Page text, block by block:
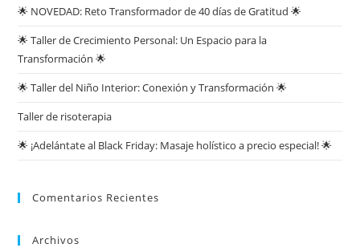
🌟 NOVEDAD: Reto Transformador de 40 días de Gratitud 🌟
🌟 Taller de Crecimiento Personal: Un Espacio para la
Transformación 🌟
🌟 Taller del Niño Interior: Conexión y Transformación 🌟
Taller de risoterapia
🌟 ¡Adelántate al Black Friday: Masaje holístico a precio especial! 🌟
Comentarios Recientes
Archivos